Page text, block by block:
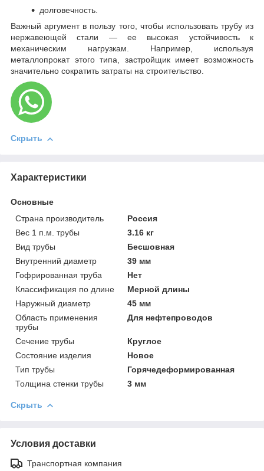
долговечность.
Важный аргумент в пользу того, чтобы использовать трубу из
нержавеющей стали — ее высокая устойчивость к
механическим нагрузкам. Например, используя
металлопрокат этого типа, застройщик имеет возможность
значительно сократить затраты на строительство.
Скрыть
Характеристики
Основные
Страна производитель
Россия
Вес 1 п.м. трубы
3.16 кг
Вид трубы
Бесшовная
Внутренний диаметр
39 мм
Гофрированная труба
Нет
Классификация по длине
Мерной длины
Наружный диаметр
45 мм
Область применения
трубы
Для нефтепроводов
Сечение трубы
Круглое
Состояние изделия
Новое
Тип трубы
Горячедеформированная
Толщина стенки трубы
3 мм
Скрыть
Условия доставки
Транспортная компания